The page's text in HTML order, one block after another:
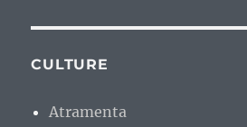
CULTURE
Atramenta